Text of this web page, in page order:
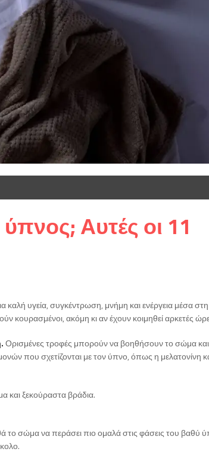
Αυτές οι 11
καλή υγεία, συγκέντρωση, μνήμη και ενέργεια μέσα
κουρασμένοι, ακόμη κι αν έχουν κοιμηθεί αρκετές
Ορισμένες τροφές μπορούν να βοηθήσουν το σώμα
που σχετίζονται με τον ύπνο, όπως η μελατονίνη
και ξεκούραστα βράδια.
το σώμα να περάσει πιο ομαλά στις φάσεις του βαθύ